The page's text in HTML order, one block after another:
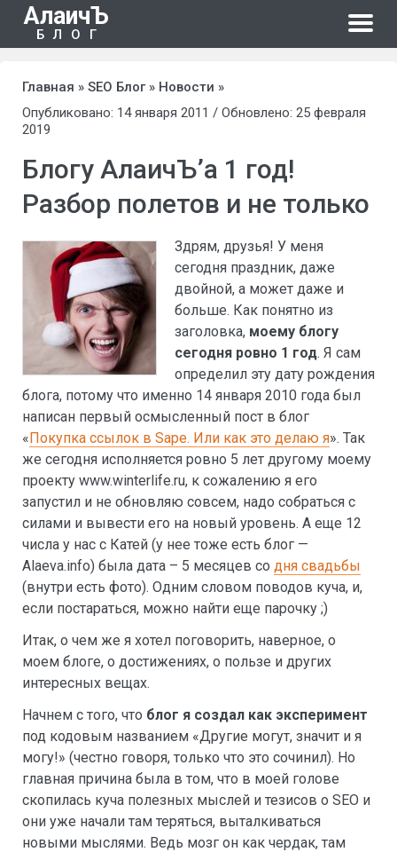
АлаичЪ
БЛОГ
Главная » SEO Блог» Новости »
Опубликовано: 14 января 2011 / Обновлено: 25 февраля
2019
Блогу АлаичЪ’а 1 год!
Разбор полетов и не только
Здрям, друзья! У меня
сегодня праздник, даже
двойной, а может даже и
больше. Как понятно из
заголовка, моему блогу
сегодня ровно 1 год. Я сам
определил эту дату рождения
блога, потому что именно 14 января 2010 года был
написан первый осмысленный пост в блог
«Покупка ссылок в Sape. Или как это делаю я». Так
же сегодня исполняется ровно 5 лет другому моему
проекту www.winterlife.ru, к сожалению я его
запустил и не обновляю совсем, надо собраться с
силами и вывести его на новый уровень. А еще 12
числа у нас с Катей (у нее тоже есть блог —
Alaeva.info) была дата – 5 месяцев со дня свадьбы
(внутри есть фото). Одним словом поводов куча, и,
если постараться, можно найти еще парочку ;)
Итак, о чем же я хотел поговорить, наверное, о
моем блоге, о достижениях, о пользе и других
интересных вещах.
Начнем с того, что блог я создал как эксперимент
под кодовым названием «Другие могут, значит и я
могу!» (честно говоря, только что это сочинил). Но
главная причина была в том, что в моей голове
скопилась куча полезных мыслей и тезисов о SEO и
они уже начали там теряться, выталкиваться
новыми мыслями. Ведь мозг он как чердак, там